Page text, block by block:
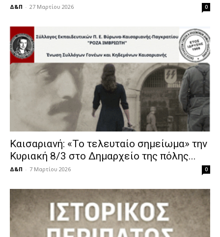
Δ&Π - 27 Μαρτίου 2026 0
Καισαριανή: «Το τελευταίο σημείωμα» την
Κυριακή 8/3 στο Δημαρχείο της πόλης...
Δ&Π - 7 Μαρτίου 2026 0